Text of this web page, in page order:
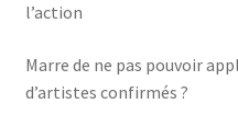
l’action
Marre de ne pas pouvoir
d’artistes confirmés ?